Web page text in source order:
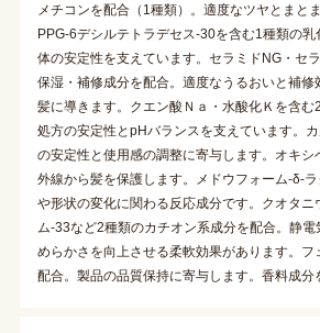
メチコンを配合（1種類）。適度なツヤとまと
PPG-6デシルテトラデセス-30を含む1種類の
体の安定性を支えています。セラミドNG・セ
保湿・補修成分を配合。適度なうるおいと補修
髪に導きます。クエン酸Ｎａ・水酸化Ｋを含む
処方の安定性とpHバランスを支えています。
の安定性と使用感の調整に寄与します。オキシ
外線から髪を保護します。メドウフォーム-δ-
や形状の変化に関わる反応成分です。クオタニ
ム-33など2種類のカチオン系成分を配合。静
めらかさを向上させる柔軟効果があります。フ
配合。製品の品質保持に寄与します。香料成分